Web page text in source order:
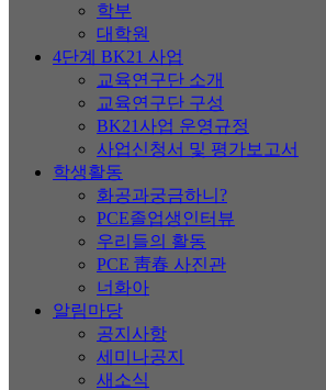
학부
대학원
4단계 BK21 사업
교육연구단 소개
교육연구단 구성
BK21사업 운영규정
사업신청서 및 평가보고서
학생활동
화공과궁금하니?
PCE졸업생인터뷰
우리들의 활동
PCE 靑春 사진관
너화아
알림마당
공지사항
세미나공지
새소식